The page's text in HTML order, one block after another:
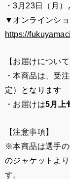
・3月23日（月
▼オンラインシ
https://
【お届けについて
・本商品は、受
定）となります
・お届けは5月上
【注意事項】
※本商品は選手
のジャケットよ
す。